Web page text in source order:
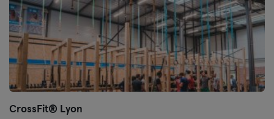
CrossFit®️ Lyon